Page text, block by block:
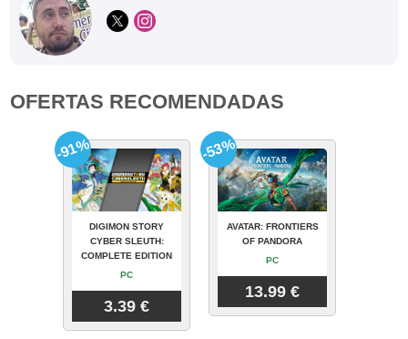
OFERTAS RECOMENDADAS
DIGIMON STORY
CYBER SLEUTH:
COMPLETE EDITION
PC
3.39 €
-91%
AVATAR: FRONTIERS
OF PANDORA
PC
13.99 €
-53%